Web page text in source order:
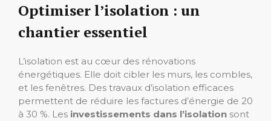
Optimiser l’isolation : un
chantier essentiel
L’isolation est au cœur des rénovations
énergétiques. Elle doit cibler les murs, les combles,
et les fenêtres. Des travaux d’isolation efficaces
permettent de réduire les factures d’énergie de 20
à 30 %. Les investissements dans l’isolation sont